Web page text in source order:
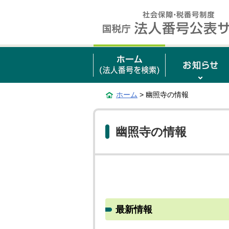
ホーム > 幽照寺の情報
幽照寺の情報
最新情報